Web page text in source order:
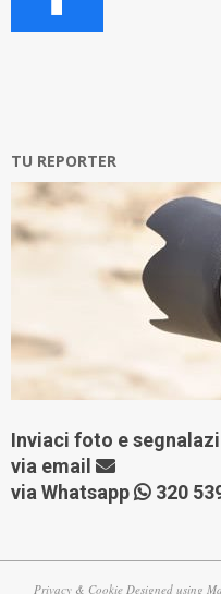
TU REPORTER
Inviaci foto e
via email
via Whatsapp
320
Privacy & CookieDesigned using